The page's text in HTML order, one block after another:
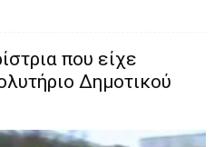
που είχε
Δημοτικού